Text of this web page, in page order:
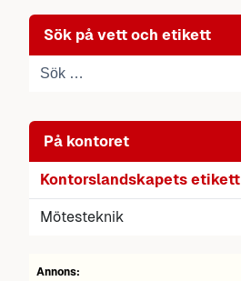
Sök på vett och etikett
På kontoret
Kontorslandskapets etikett
Mötesteknik
Annons: